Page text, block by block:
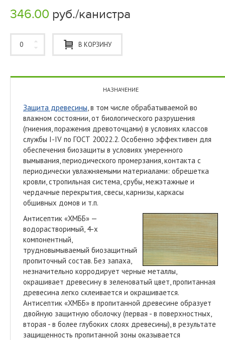
346.00 руб./канистра
В КОРЗИНУ
НАЗНАЧЕНИЕ
Защита древесины, в том числе обрабатываемой во
влажном состоянии, от биологического разрушения
(гниения, поражения древоточцами) в условиях классов
службы I-IV по ГОСТ 20022.2. Особенно эффективен для
обеспечения биозащиты в условиях умеренного
вымывания, периодического промерзания, контакта с
периодически увлажняемыми материалами: обрешетка
кровли, стропильная система, срубы, межэтажные и
чердачные перекрытия, свесы, карнизы, каркасы
обшивных домов и т.п.
Антисептик «ХМББ» —
водорастворимый, 4-х
компонентный,
трудновымываемый биозащитный
пропиточный состав. Без запаха,
незначительно корродирует черные металлы,
окрашивает древесину в зеленоватый цвет, пропитанная
древесина легко склеивается и окрашивается.
Антисептик «ХМББ» в пропитанной древесине образует
двойную защитную оболочку (первая - в поверхностных,
вторая - в более глубоких слоях древесины), в результате
защищенность пропитанной зоны оказывается